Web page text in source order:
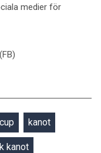
medier för
(FB)
kanot
kanot